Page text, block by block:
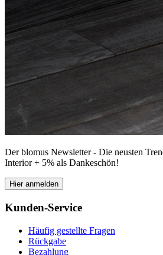
Der blomus Newsletter - Die neusten
Interior + 5% als Dankeschön!
Hier anmelden
Kunden-Service
Häufig gestellte Fragen
Rückgabe
Bezahlung